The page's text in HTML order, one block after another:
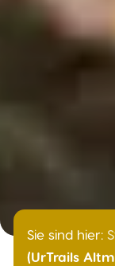
Sie sind hier:
(UrTrails